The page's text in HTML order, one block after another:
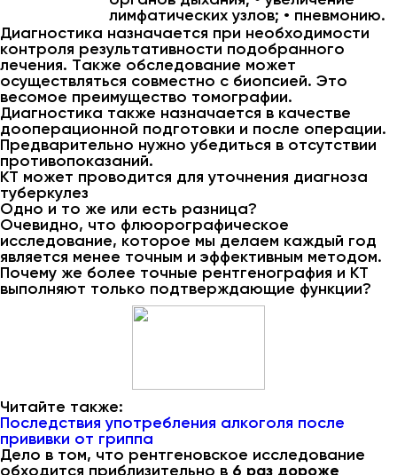
лимфатических узлов; • пневмонию.
Диагностика назначается при необходимости
контроля результативности подобранного
лечения. Также обследование может
осуществляться совместно с биопсией. Это
весомое преимущество томографии.
Диагностика также назначается в качестве
дооперационной подготовки и после операции.
Предварительно нужно убедиться в отсутствии
противопоказаний.
КТ может проводится для уточнения диагноза
туберкулез
Одно и то же или есть разница?
Очевидно, что флюорографическое
исследование, которое мы делаем каждый год
является менее точным и эффективным методом.
Почему же более точные рентгенография и КТ
выполняют только подтверждающие функции?
Читайте также:
Последствия употребления алкоголя после
прививки от гриппа
Дело в том, что рентгеновское исследование
обходится приблизительно в 6 раз дороже